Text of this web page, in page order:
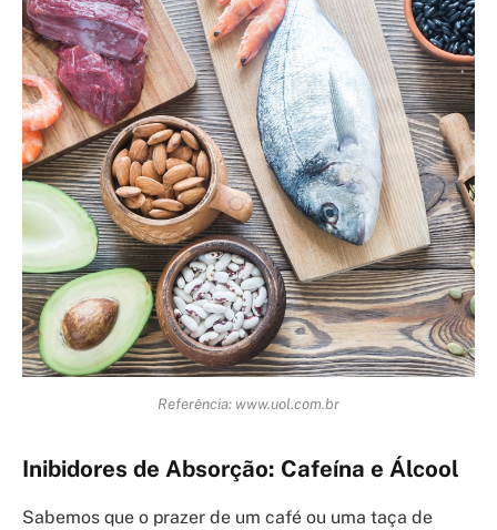
Referência: www.uol.com.br
Inibidores de Absorção: Cafeína e Álcool
Sabemos que o prazer de um café ou uma taça de